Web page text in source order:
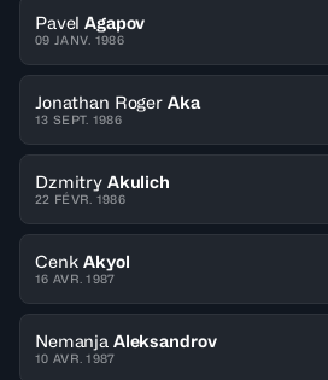
Pavel Agapov
09 JANV. 1986
Jonathan Roger Aka
13 SEPT. 1986
Dzmitry Akulich
22 FÉVR. 1986
Cenk Akyol
16 AVR. 1987
Nemanja Aleksandrov
10 AVR. 1987